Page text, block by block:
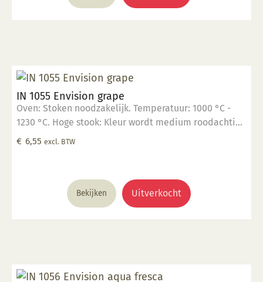
transparant glazuur gebruik, kwast of dompel
IN 1055 Envision grape
Oven: Stoken noodzakelijk. Temperatuur: 1000 °C -
1230 °C. Hoge stook: Kleur wordt medium roodachtig
blauw. Glanzend, semi transparant. Mogelijk ontstaan
volledig afgedekt met een voedselveilige
transparante glazuur. Giftig: Nee. Hoe te gebruiken: 1.
Breng aan op een 1060 °C biscuit gebakken scherf. 2.
€ 6,55 excl. BTW
Bekijken Uitverkocht